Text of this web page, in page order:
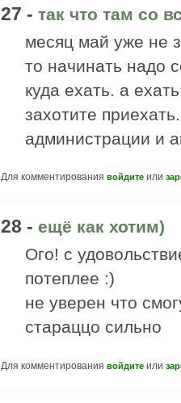
27 - так что там со
месяц май уже не
то начинать надо
куда ехать. а
захотите
администрации и
Для комментирования войдите или
28 - ещё как хотим)
Ого! с
потеплее :)
не уверен что
стараццо сильно
Для комментирования войдите или